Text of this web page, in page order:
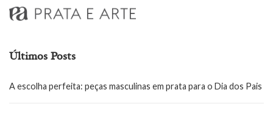
Últimos Posts
A escolha perfeita: peças masculinas em prata para o Dia dos Pais